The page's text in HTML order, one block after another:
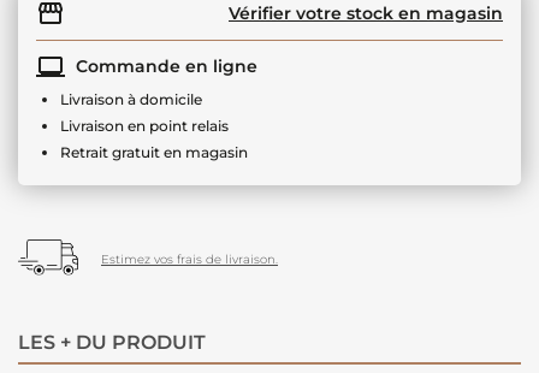
Vérifier votre stock en magasin
Commande en ligne
Livraison à domicile
Livraison en point relais
Retrait gratuit en magasin
Estimez vos frais de livraison.
LES + DU PRODUIT